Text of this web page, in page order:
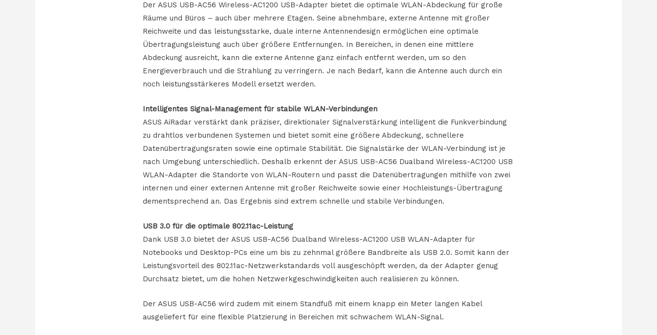
Der ASUS USB-AC56 Wireless-AC1200 USB-Adapter bietet die optimale WLAN-Abdeckung für große
Räume und Büros – auch über mehrere Etagen. Seine abnehmbare, externe Antenne mit großer
Reichweite und das leistungsstarke, duale interne Antennendesign ermöglichen eine optimale
Übertragungsleistung auch über größere Entfernungen. In Bereichen, in denen eine mittlere
Abdeckung ausreicht, kann die externe Antenne ganz einfach entfernt werden, um so den
Energieverbrauch und die Strahlung zu verringern. Je nach Bedarf, kann die Antenne auch durch ein
noch leistungsstärkeres Modell ersetzt werden.
Intelligentes Signal-Management für stabile WLAN-Verbindungen
ASUS AiRadar verstärkt dank präziser, direktionaler Signalverstärkung intelligent die Funkverbindung
zu drahtlos verbundenen Systemen und bietet somit eine größere Abdeckung, schnellere
Datenübertragungsraten sowie eine optimale Stabilität. Die Signalstärke der WLAN-Verbindung ist je
nach Umgebung unterschiedlich. Deshalb erkennt der ASUS USB-AC56 Dualband Wireless-AC1200 USB
WLAN-Adapter die Standorte von WLAN-Routern und passt die Datenübertragungen mithilfe von zwei
internen und einer externen Antenne mit großer Reichweite sowie einer Hochleistungs-Übertragung
dementsprechend an. Das Ergebnis sind extrem schnelle und stabile Verbindungen.
USB 3.0 für die optimale 802.11ac-Leistung
Dank USB 3.0 bietet der ASUS USB-AC56 Dualband Wireless-AC1200 USB WLAN-Adapter für
Notebooks und Desktop-PCs eine um bis zu zehnmal größere Bandbreite als USB 2.0. Somit kann der
Leistungsvorteil des 802.11ac-Netzwerkstandards voll ausgeschöpft werden, da der Adapter genug
Durchsatz bietet, um die hohen Netzwerkgeschwindigkeiten auch realisieren zu können.
Der ASUS USB-AC56 wird zudem mit einem Standfuß mit einem knapp ein Meter langen Kabel
ausgeliefert für eine flexible Platzierung in Bereichen mit schwachem WLAN-Signal.